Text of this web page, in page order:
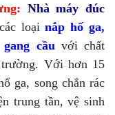
Nhà máy đúc
loạinắp hố ga,
cầu với chất
Với hơn 15
ga, song chắn rác
trung tần, vệ sinh